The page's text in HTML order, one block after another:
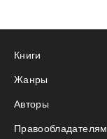
Книги
Жанры
Авторы
Правообладателям